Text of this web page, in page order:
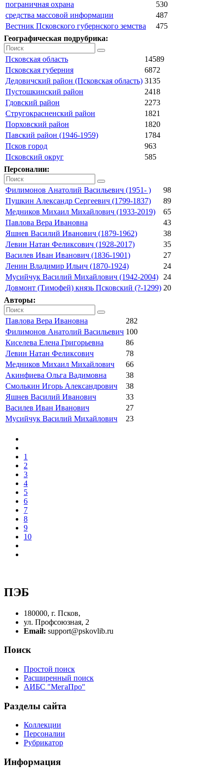
пограничная охрана
530
средства массовой информации
487
Вестник Псковского губернского земства
475
Географическая подрубрика:
Псковская область
14589
Псковская губерния
6872
Дедовичский район (Псковская область) 3135
Пустошкинский район
2418
Гдовский район
2273
Стругокрасненский район
1821
Порховский район
1820
Павский район (1946-1959)
1784
Псков город
963
Псковский округ
585
Персоналии:
Филимонов Анатолий Васильевич (1951- )
98
Пушкин Александр Сергеевич (1799-1837)
89
Медников Михаил Михайлович (1933-2019)
65
Павлова Вера Ивановна
43
Яшнев Василий Иванович (1879-1962)
38
Левин Натан Феликсович (1928-2017)
35
Василев Иван Иванович (1836-1901)
27
Ленин Владимир Ильич (1870-1924)
24
Мусийчук Василий Михайлович (1942-2004)
24
Довмонт (Тимофей) князь Псковский (?-1299) 20
Авторы:
Павлова Вера Ивановна
282
Филимонов Анатолий Васильевич 100
Киселева Елена Григорьевна
86
Левин Натан Феликсович
78
Медников Михаил Михайлович
66
Акинфиева Ольга Вадимовна
38
Смолькин Игорь Александрович
38
Яшнев Василий Иванович
33
Василев Иван Иванович
27
Мусийчук Василий Михайлович
23
1
2
3
4
5
6
7
8
9
10
ПЭБ
180000, г. Псков,
ул. Профсоюзная, 2
Email: support@pskovlib.ru
Поиск
Простой поиск
Расширенный поиск
АИБС "МегаПро"
Разделы сайта
Коллекции
Персоналии
Рубрикатор
Информация